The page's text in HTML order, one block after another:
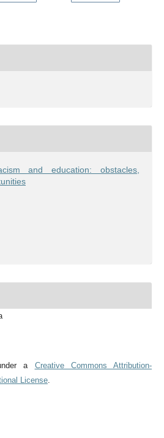
and education: obstacles,
a Creative Commons Attribution-
License.